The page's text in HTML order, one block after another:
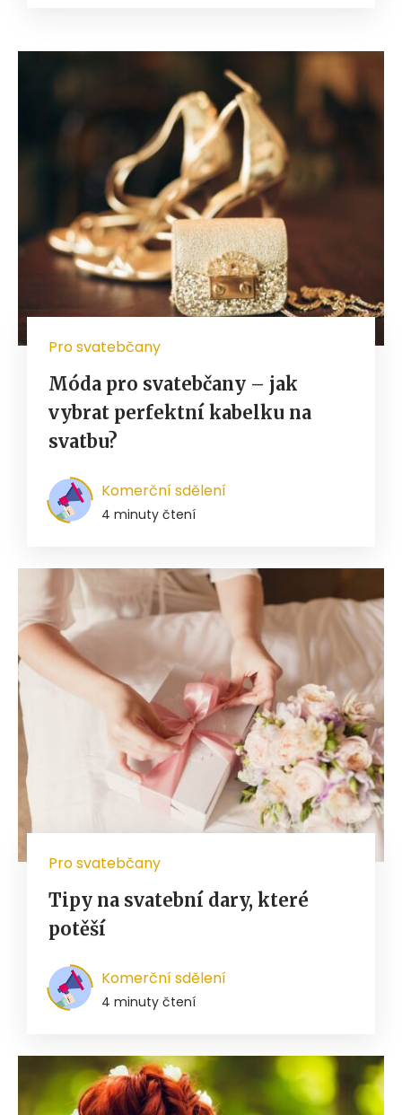
Pro svatebčany
Móda pro svatebčany – jak
vybrat perfektní kabelku na
svatbu?
Komerční sdělení
4 minuty čtení
Pro svatebčany
Tipy na svatební dary, které
potěší
Komerční sdělení
4 minuty čtení